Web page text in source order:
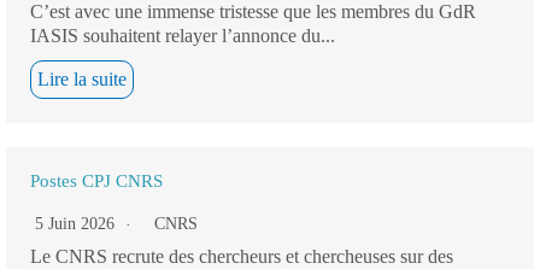
C’est avec une immense tristesse que les membres du GdR
IASIS souhaitent relayer l’annonce du...
Lire la suite
Postes CPJ CNRS
5 Juin 2026 CNRS
Le CNRS recrute des chercheurs et chercheuses sur des